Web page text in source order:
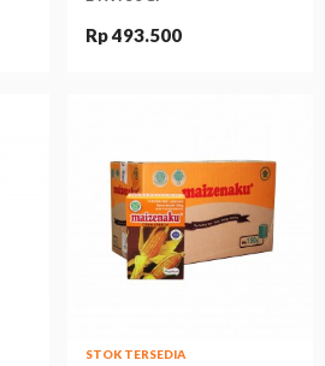
Rp 493.500
STOK TERSEDIA